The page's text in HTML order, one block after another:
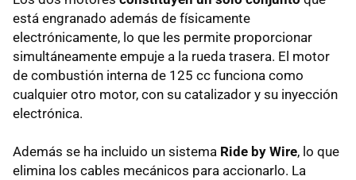
está engranado además de físicamente
electrónicamente, lo que les permite proporcionar
simultáneamente empuje a la rueda trasera. El motor
de combustión interna de 125 cc funciona como
cualquier otro motor, con su catalizador y su inyección
electrónica.
Además se ha incluido un sistema Ride by Wire, lo que
elimina los cables mecánicos para accionarlo. La